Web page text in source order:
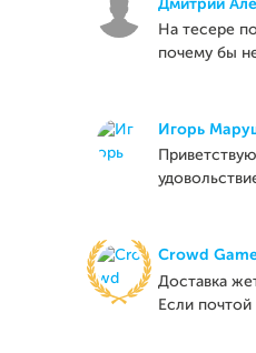
Дмитрий
На тесере
почему бы
Игорь
Crowd
Доставка
Если